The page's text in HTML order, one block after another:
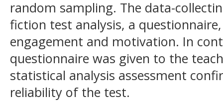
random sampling. The data-
fiction test analysis, a
engagement and motivation. In
questionnaire was given to the
statistical analysis assessment
reliability of the test.